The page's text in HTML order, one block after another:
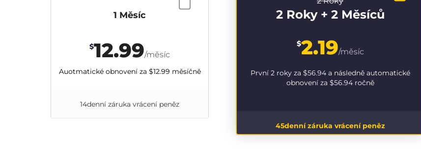
2 Roky + 2 Měsíců
$2.19/měsíc
První 2 roky za $56.94a následně automatické
obnovení za $56.94ročně
45denní záruka vrácení peněz
1 Měsíc
$12.99/měsíc
Auotmatické obnovení za $12.99 měsíčně
14denní záruka vrácení peněz